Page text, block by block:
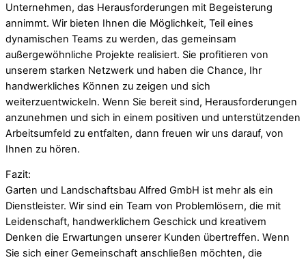
Unternehmen, das Herausforderungen mit Begeisterung
annimmt. Wir bieten Ihnen die Möglichkeit, Teil eines
dynamischen Teams zu werden, das gemeinsam
außergewöhnliche Projekte realisiert. Sie profitieren von
unserem starken Netzwerk und haben die Chance, Ihr
handwerkliches Können zu zeigen und sich
weiterzuentwickeln. Wenn Sie bereit sind, Herausforderungen
anzunehmen und sich in einem positiven und unterstützenden
Arbeitsumfeld zu entfalten, dann freuen wir uns darauf, von
Ihnen zu hören.
Fazit:
Garten und Landschaftsbau Alfred GmbH ist mehr als ein
Dienstleister. Wir sind ein Team von Problemlösern, die mit
Leidenschaft, handwerklichem Geschick und kreativem
Denken die Erwartungen unserer Kunden übertreffen. Wenn
Sie sich einer Gemeinschaft anschließen möchten, die